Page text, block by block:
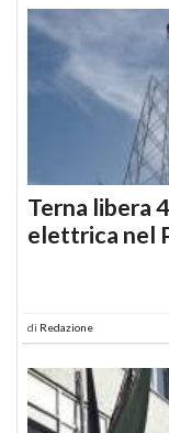
Terna libera
elettrica nel
di Redazione